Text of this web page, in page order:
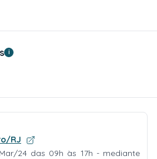
i
RJ
24 das 09h às 17h - mediante